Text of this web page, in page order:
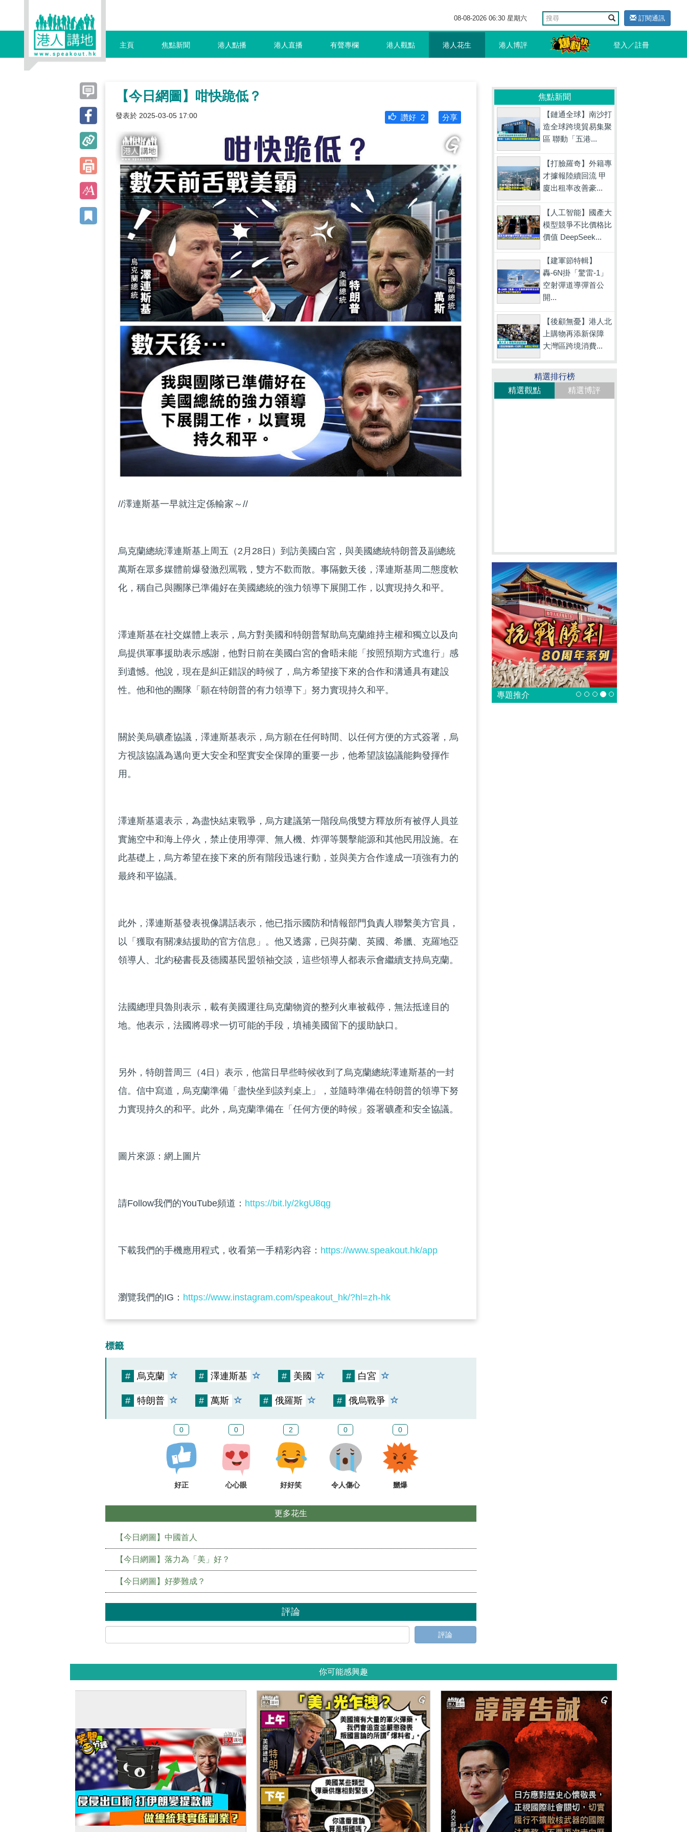
08-08-2026 06:30 星期六 訂閱通訊
主頁 焦點新聞 港人點播 港人直播 有聲專欄 港人觀點 港人花生 港人博評 登入／註冊
【今日網圖】咁快跪低？
發表於 2025-03-05 17:00 分享
讚好 2
//澤連斯基一早就注定係輸家～//
烏克蘭總統澤連斯基上周五（2月28日）到訪美國白宮，與美國總統特朗普及副總統
萬斯在眾多媒體前爆發激烈罵戰，雙方不歡而散。事隔數天後，澤連斯基周二態度軟
化，稱自己與團隊已準備好在美國總統的強力領導下展開工作，以實現持久和平。
澤連斯基在社交媒體上表示，烏方對美國和特朗普幫助烏克蘭維持主權和獨立以及向
烏提供軍事援助表示感謝，他對日前在美國白宮的會晤未能「按照預期方式進行」感
到遺憾。他說，現在是糾正錯誤的時候了，烏方希望接下來的合作和溝通具有建設
性。他和他的團隊「願在特朗普的有力領導下」努力實現持久和平。
關於美烏礦產協議，澤連斯基表示，烏方願在任何時間、以任何方便的方式簽署，烏
方視該協議為邁向更大安全和堅實安全保障的重要一步，他希望該協議能夠發揮作
用。
澤連斯基還表示，為盡快結束戰爭，烏方建議第一階段烏俄雙方釋放所有被俘人員並
實施空中和海上停火，禁止使用導彈、無人機、炸彈等襲擊能源和其他民用設施。在
此基礎上，烏方希望在接下來的所有階段迅速行動，並與美方合作達成一項強有力的
最終和平協議。
此外，澤連斯基發表視像講話表示，他已指示國防和情報部門負責人聯繫美方官員，
以「獲取有關凍結援助的官方信息」。他又透露，已與芬蘭、英國、希臘、克羅地亞
領導人、北約秘書長及德國基民盟領袖交談，這些領導人都表示會繼續支持烏克蘭。
法國總理貝魯則表示，載有美國運往烏克蘭物資的整列火車被截停，無法抵達目的
地。他表示，法國將尋求一切可能的手段，填補美國留下的援助缺口。
另外，特朗普周三（4日）表示，他當日早些時候收到了烏克蘭總統澤連斯基的一封
信。信中寫道，烏克蘭準備「盡快坐到談判桌上」，並隨時準備在特朗普的領導下努
力實現持久的和平。此外，烏克蘭準備在「任何方便的時候」簽署礦產和安全協議。
圖片來源：網上圖片
請Follow我們的YouTube頻道： https://bit.ly/2kgU8qg
下載我們的手機應用程式，收看第一手精彩內容： https://www.speakout.hk/app
瀏覽我們的IG： https://www.instagram.com/speakout_hk/?hl=zh-hk
標籤
# 烏克蘭 # 澤連斯基 # 美國 # 白宮
# 特朗普 # 萬斯 # 俄羅斯 # 俄烏戰爭
0
好正
0
心心眼
2
好好笑
0
令人傷心
0
嬲爆
更多花生
【今日網圖】中國首人
【今日網圖】落力為「美」好？
【今日網圖】好夢難成？
評論
評論
焦點新聞
【鏈通全球】南沙打
造全球跨境貿易集聚
區 聯動「五港...
【打臉羅奇】外籍專
才據報陸續回流 甲
廈出租率改善豪...
【人工智能】國產大
模型競爭不比價格比
價值 DeepSeek...
【建軍節特輯】
轟-6N掛「驚雷-1」
空射彈道導彈首公
開...
【後顧無憂】港人北
上購物再添新保障
大灣區跨境消費...
精選排行榜
精選觀點
精選博評
專題推介
你可能感興趣